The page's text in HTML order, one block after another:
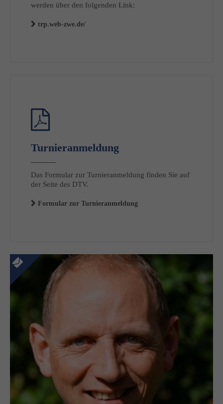
werden über den folgenden Link:
trp.web-zwe.de/
Turnieranmeldung
Das Formular zur Turnieranmeldung finden Sie auf
der Seite des DTV.
Formular zur Turnieranmeldung